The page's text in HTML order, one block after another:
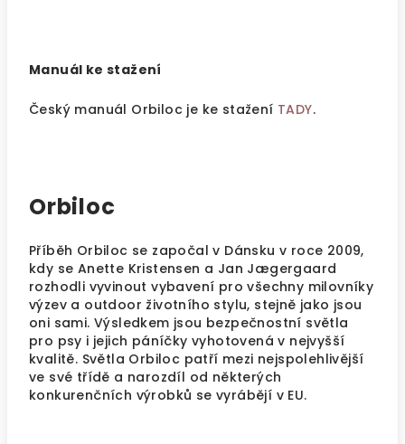
Manuál ke stažení
Český manuál Orbiloc je ke stažení TADY.
Orbiloc
Příběh Orbiloc se započal v Dánsku v roce 2009,
kdy se Anette Kristensen a Jan Jægergaard
rozhodli vyvinout vybavení pro všechny milovníky
výzev a outdoor životního stylu, stejně jako jsou
oni sami. Výsledkem jsou bezpečnostní světla
pro psy i jejich páníčky vyhotovená v nejvyšší
kvalitě. Světla Orbiloc patří mezi nejspolehlivější
ve své třídě a narozdíl od některých
konkurenčních výrobků se vyrábějí v EU.